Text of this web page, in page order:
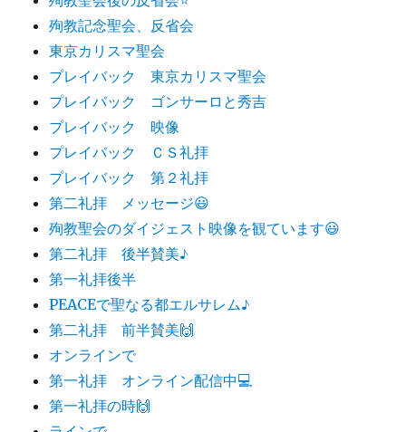
殉教記念聖会、反省会
東京カリスマ聖会
プレイバック 東京カリスマ聖会
プレイバック ゴンサーロと秀吉
プレイバック 映像
プレイバック ＣＳ礼拝
プレイバック 第２礼拝
第二礼拝 メッセージ😃
殉教聖会のダイジェスト映像を観ています😃
第二礼拝 後半賛美♪
第一礼拝後半
PEACEで聖なる都エルサレム♪
第二礼拝 前半賛美🙌
オンラインで
第一礼拝 オンライン配信中💻
第一礼拝の時🙌